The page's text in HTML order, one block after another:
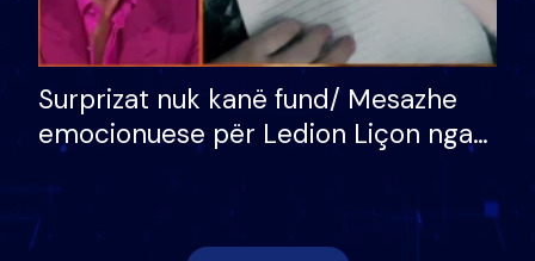
Surprizat nuk kanë fund/ Mesazhe
emocionuese për Ledion Liçon nga
nuk i mban dot lotët: Nuk meritoj…